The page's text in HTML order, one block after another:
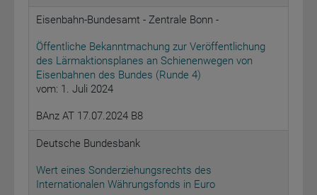
Eisenbahn-Bundesamt - Zentrale Bonn -
Öffentliche Bekanntmachung zur Veröffentlichung
des Lärmaktionsplanes an Schienenwegen von
Eisenbahnen des Bundes (Runde 4)
vom: 1. Juli 2024
BAnz AT 17.07.2024 B8
Deutsche Bundesbank
Wert eines Sonderziehungsrechts des
Internationalen Währungsfonds in Euro